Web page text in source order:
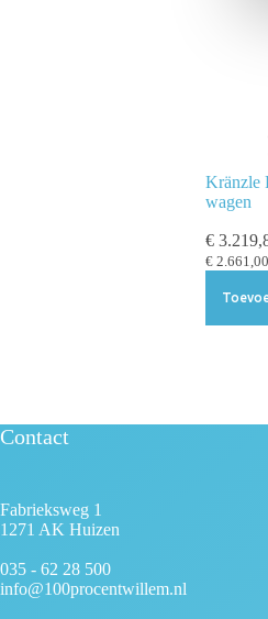
c
t
i
e
Kränzle
wagen
€
€ 2.661,00
Contact
Fabrieksweg 1
1271 AK Huizen
035 - 62 28 500
info@100procentwillem.nl